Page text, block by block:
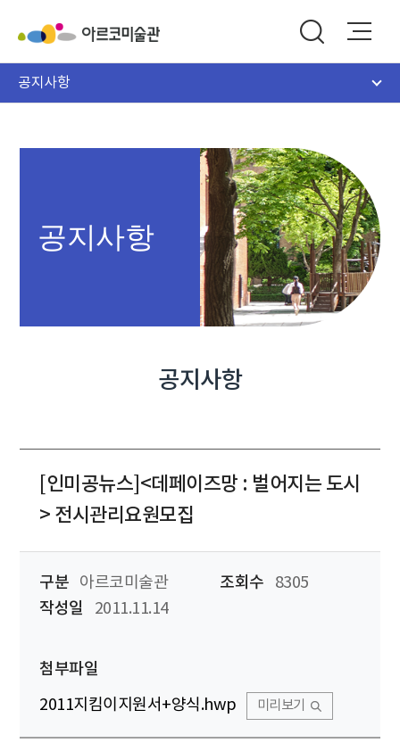
공지사항
공지사항
공지사항
[인미공뉴스]<데페이즈망 : 벌어지는 도시
> 전시관리요원모집
구분 아르코미술관 조회수
8305
작성일
2011.11.14
첨부파일
2011지킴이지원서+양식.hwp
미리보기